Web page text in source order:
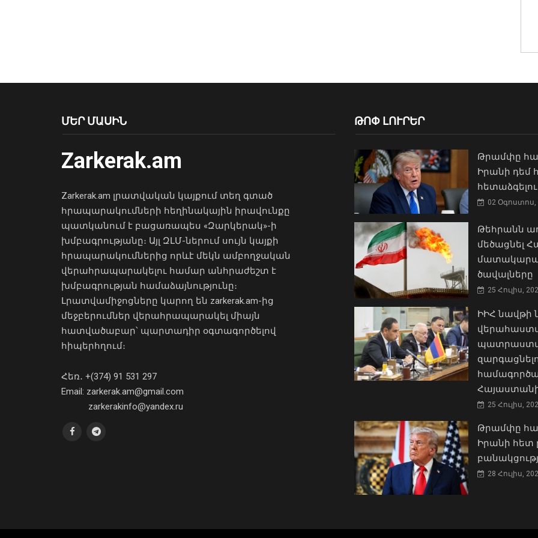
ՄԵՐ ՄԱՍԻՆ
Zarkerak.am
Zarkerak.am լրատվական կայքում տեղ գտած
հրապարակումների հեղինակային իրավունքը
պատկանում է բացառապես «Զարկերակ»-ի
խմբագրությանը։ Այլ ԶԼՄ-ներում սույն կայքի
հրապարակումներից որևէ մեկն ամբողջական
վերահրապարակելու համար անհրաժեշտ է
խմբագրության համաձայնությունը։
Լրատվամիջոցները կարող են zarkerak.am-ից
մեջբերումներ վերահրապարակել միայն
հատվածաբար՝ պարտադիր օգտագործելով
հիպերհղում։
Հեռ․ +(374) 91 531 297
Email: zarkerak.am@gmail.com
zarkerakinfo@yandex.ru
ԹՈՓ ԼՈՒՐԵՐ
Թրամփը
Իրանի դեմ
02 Օգոստոս,
Թեհրանն
մեծացնել
ծավալները
25 Հուլիս,
ԻԻՀ
25 Հուլիս,
Թրամփը
Իրանի հետ
28 Հուլիս,